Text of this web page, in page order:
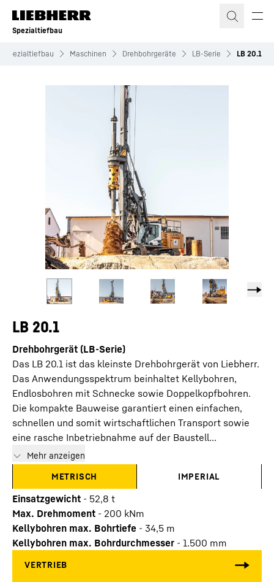
Zum Inhalt springen
Spezialtiefbau
Spezialtiefbau Maschinen Drehbohrgeräte LB-Serie LB 20.1
LB 20.1
Drehbohrgerät (LB-Serie)
Das LB 20.1 ist das kleinste Drehbohrgerät von Liebherr.
Das Anwendungsspektrum beinhaltet Kellybohren,
Endlosbohren mit Schnecke sowie Doppelkopfbohren.
Die kompakte Bauweise garantiert einen einfachen,
schnellen und somit wirtschaftlichen Transport sowie
eine rasche Inbetriebnahme auf der Baustell...
Mehr anzeigen
METRISCH
IMPERIAL
Einsatzgewicht - 52,8 t
Max. Drehmoment - 200 kNm
Kellybohren max. Bohrtiefe - 34,5 m
Kellybohren max. Bohrdurchmesser - 1.500 mm